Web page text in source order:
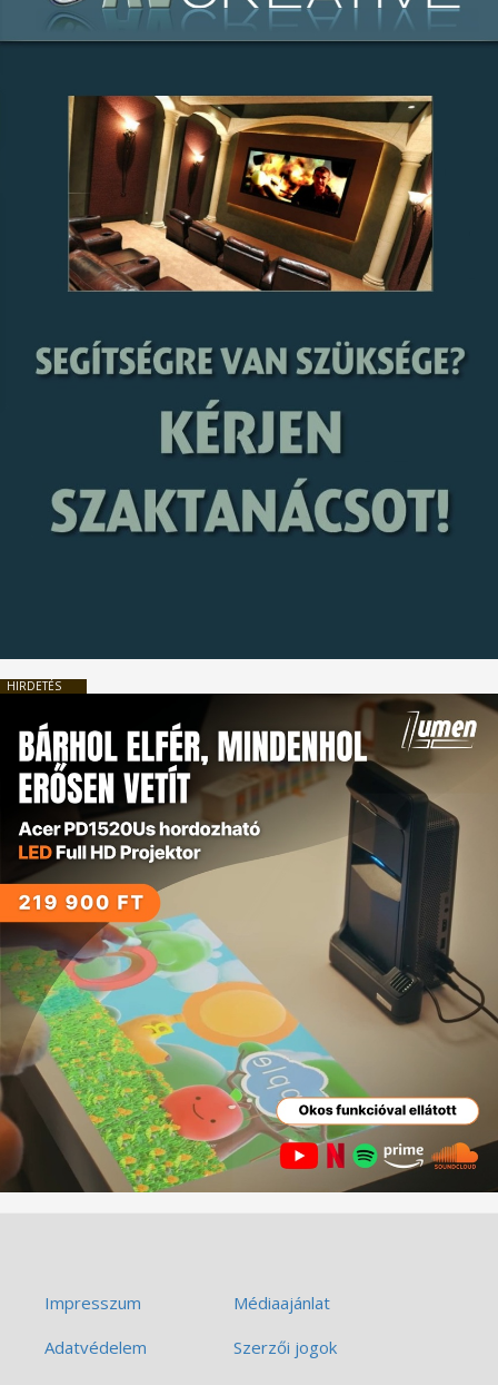
HIRDETÉS
Impresszum
Médiaajánlat
Adatvédelem
Szerzői jogok